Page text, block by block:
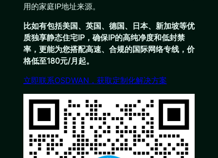
用的家庭IP地址来源。
比如有包括美国、英国、德国、日本、新加坡等优
质独享静态住宅IP，确保IP的高纯净度和低封禁
率，更能为您搭配高速、合规的国际网络专线，价
格低至180元/月起。
立即联系OSDWAN，获取定制化解决方案